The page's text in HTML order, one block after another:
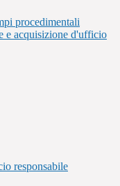
procedimentali
e acquisizione d'ufficio
responsabile